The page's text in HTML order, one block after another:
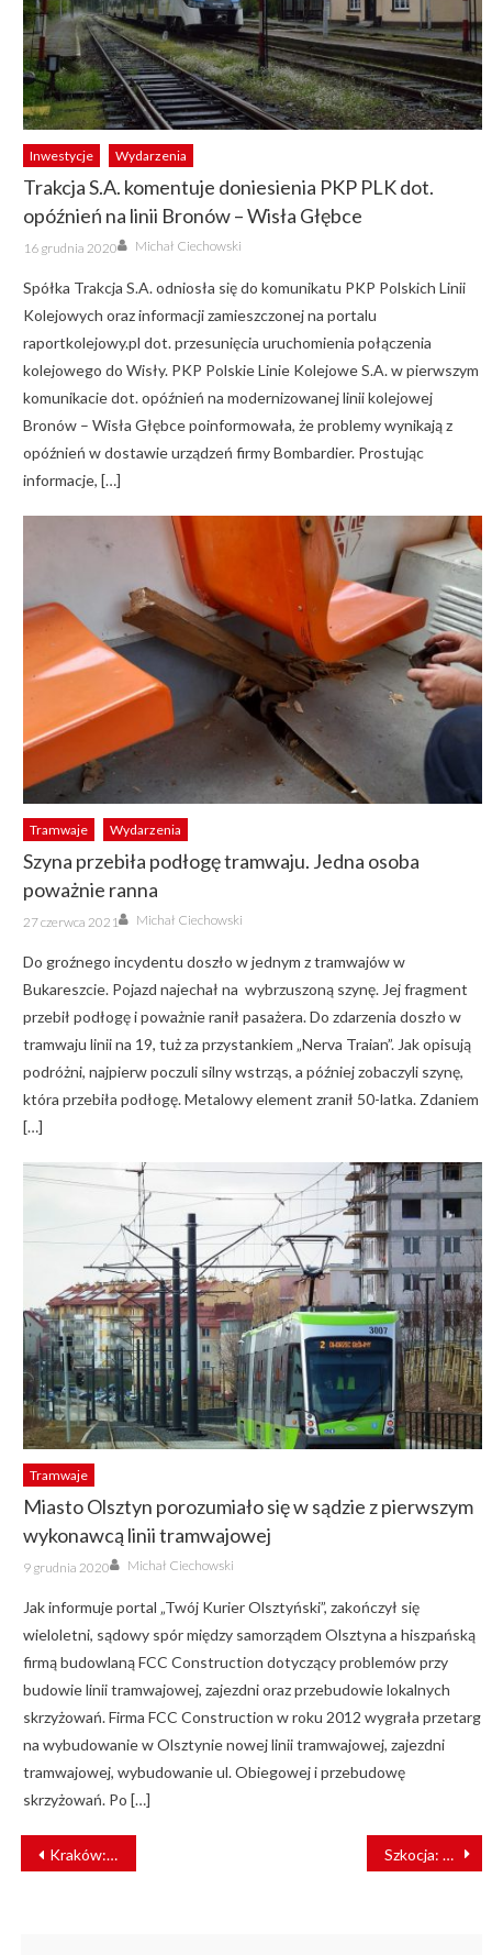
Inwestycje Wydarzenia
Trakcja S.A. komentuje doniesienia PKP PLK dot.
opóźnień na linii Bronów – Wisła Głębce
Posted
on
16 grudnia 2020 Author
Michał Ciechowski
Spółka Trakcja S.A. odniosła się do komunikatu PKP Polskich Linii
Kolejowych oraz informacji zamieszczonej na portalu
raportkolejowy.pl dot. przesunięcia uruchomienia połączenia
kolejowego do Wisły. PKP Polskie Linie Kolejowe S.A. w pierwszym
komunikacie dot. opóźnień na modernizowanej linii kolejowej
Bronów – Wisła Głębce poinformowała, że problemy wynikają z
opóźnień w dostawie urządzeń firmy Bombardier. Prostując
informacje, […]
Tramwaje Wydarzenia
Szyna przebiła podłogę tramwaju. Jedna osoba
poważnie ranna
Posted
on
27 czerwca 2021 Author
Michał Ciechowski
Do groźnego incydentu doszło w jednym z tramwajów w
Bukareszcie. Pojazd najechał na wybrzuszoną szynę. Jej fragment
przebił podłogę i poważnie ranił pasażera. Do zdarzenia doszło w
tramwaju linii na 19, tuż za przystankiem „Nerva Traian”. Jak opisują
podróżni, najpierw poczuli silny wstrząs, a później zobaczyli szynę,
która przebiła podłogę. Metalowy element zranił 50-latka. Zdaniem
[…]
Tramwaje
Miasto Olsztyn porozumiało się w sądzie z pierwszym
wykonawcą linii tramwajowej
Posted
on
9 grudnia 2020 Author
Michał Ciechowski
Jak informuje portal „Twój Kurier Olsztyński”, zakończył się
wieloletni, sądowy spór między samorządem Olsztyna a hiszpańską
firmą budowlaną FCC Construction dotyczący problemów przy
budowie linii tramwajowej, zajezdni oraz przebudowie lokalnych
skrzyżowań. Firma FCC Construction w roku 2012 wygrała przetarg
na wybudowanie w Olsztynie nowej linii tramwajowej, zajezdni
tramwajowej, wybudowanie ul. Obiegowej i przebudowę
skrzyżowań. Po […]
NAWIGACJA
WPISU
Kraków: na estakadzie trwa budowa nowych torów [ZDJĘCIA] Szkocja: Scotrail z wielkimi stratami z powodu pandemii